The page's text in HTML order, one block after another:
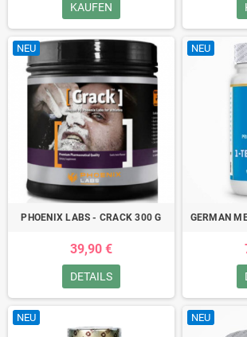
KAUFEN
NEU
PHOENIX LABS - CRACK 300 G
39,90 €
DETAILS
NEU
GERMAN
NEU NEU